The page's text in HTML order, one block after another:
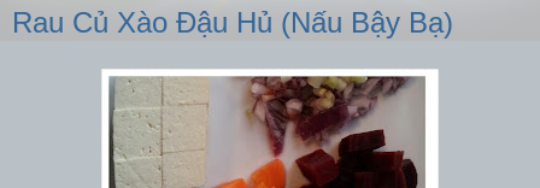
Rau Củ Xào Đậu Hủ (Nấu Bậy Bạ)